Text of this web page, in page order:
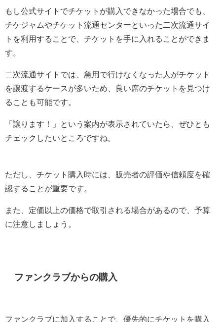
もし公式サイトでチケットが購入できなかった場合でも、
チケジャムやチケット流通センターといった二次流通サイ
トを利用することで、チケットを手に入れることができま
す。
二次流通サイトでは、急用で行けなくなった人がチケット
を譲渡するケースが多いため、良い席のチケットを見つけ
ることも可能です。
「譲ります！」という案内が表示されていたら、ぜひとも
チェックしたいところですね。
ただし、チケット購入時には、販売者の評価や信頼度を確
認することが重要です。
また、定価以上の価格で取引される場合があるので、予算
に注意しましょう。
ファンクラブからの購入
ファンクラブに加入することで、優先的にチケットを購入